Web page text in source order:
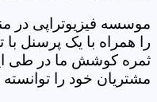
موسسه فیزیوتراپی در
را همراه با یک پرسنل
ثمره کوشش ما در طی
مشتریان خود را